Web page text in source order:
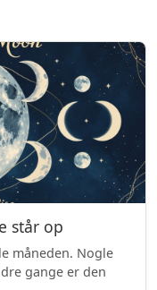
står op
måneden. Nogle
gange er den